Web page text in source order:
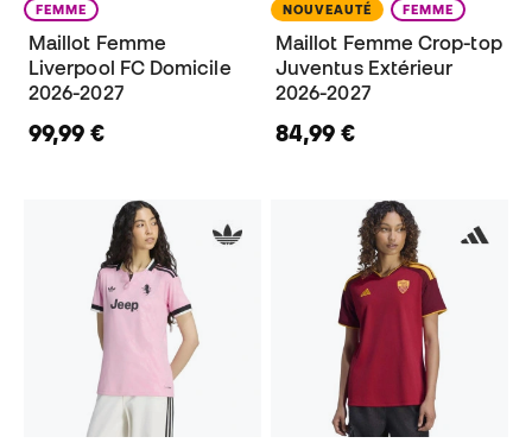
FEMME
Maillot Femme
Liverpool FC Domicile
2026-2027
99,99 €
NOUVEAUTÉ FEMME
Maillot Femme Crop-top
Juventus Extérieur
2026-2027
84,99 €